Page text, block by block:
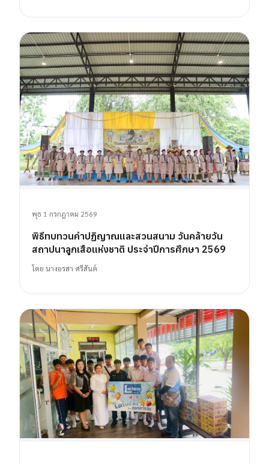
พุธ 1 กรกฎาคม 2569
พิธีทบทวนคำปฏิญาณและสวนสนาม วันคล้ายวัน
สถาปนาลูกเสือแห่งชาติ ประจำปีการศึกษา 2569
โดย นางอรสา ศรีสันต์